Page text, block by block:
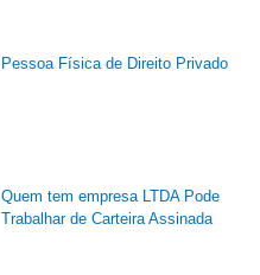
Pessoa Física de Direito Privado
Quem tem empresa LTDA Pode
Trabalhar de Carteira Assinada